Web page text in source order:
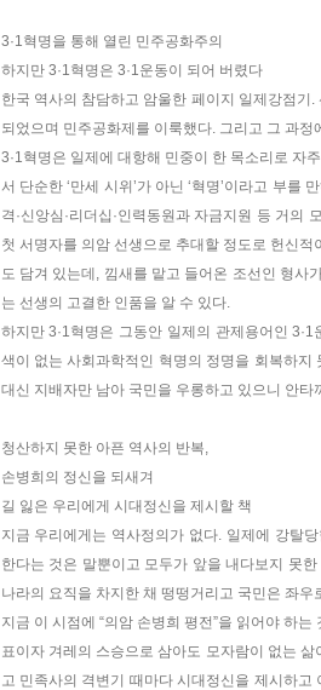
3·1혁명을 통해 열린 민주공화주의
하지만 3·1혁명은 3·1운동이 되어 버렸다
한국 역사의 참담하고 암울한 페이지 일제강점기
되었으며 민주공화제를 이룩했다. 그리고 그 과정
3·1혁명은 일제에 대항해 민중이 한 목소리로 자
서 단순한 ‘만세 시위’가 아닌 ‘혁명’이라고 부
격·신앙심·리더십·인력동원과 자금지원 등 거의
첫 서명자를 의암 선생으로 추대할 정도로 헌신
도 담겨 있는데, 낌새를 맡고 들어온 조선인 형사
는 선생의 고결한 인품을 알 수 있다.
하지만 3·1혁명은 그동안 일제의 관제용어인
색이 없는 사회과학적인 혁명의 정명을 회복하
대신 지배자만 남아 국민을 우롱하고 있으니 안타
청산하지 못한 아픈 역사의 반복,
손병희의 정신을 되새겨
길 잃은 우리에게 시대정신을 제시할 책
지금 우리에게는 역사정의가 없다. 일제에 강탈
한다는 것은 말뿐이고 모두가 앞을 내다보지 못
나라의 요직을 차지한 채 떵떵거리고 국민은 좌
지금 이 시점에 “의암 손병희 평전”을 읽어야 하
표이자 겨레의 스승으로 삼아도 모자람이 없는
고 민족사의 격변기 때마다 시대정신을 제시하